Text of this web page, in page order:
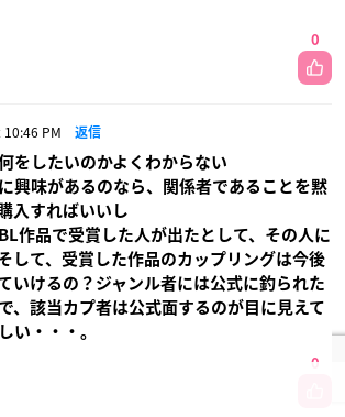
0
PM 返信
をしたいのかよくわからない
興味があるのなら、関係者であることを黙
入すればいいし
作品で受賞した人が出たとして、その人に
して、受賞した作品のカップリングは今後
いけるの？ジャンル者には公式に釣られた
、該当カプ者は公式面するのが目に見えて
い・・・。
0